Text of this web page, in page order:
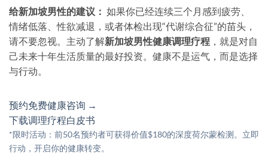
给新加坡男性的建议： 如果你已经连续三个月感到疲劳、
情绪低落、性欲减退，或者体检出现“代谢综合征”的苗头，
请不要忽视。主动了解新加坡男性健康调理疗程 ，就是对自
己未来十年生活质量的最好投资。健康不是运气，而是选择
与行动。
预约免费健康咨询 →
下载调理疗程白皮书
*限时活动：前50名预约者可获得价值$180的深度荷尔蒙检测。立即
行动，开启你的健康转变。